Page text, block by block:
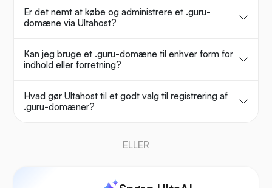
Er det nemt at købe og administrere et .guru-
domæne via Ultahost?
Kan jeg bruge et .guru-domæne til enhver form for
indhold eller forretning?
Hvad gør Ultahost til et godt valg til registrering af
.guru-domæner?
ELLER